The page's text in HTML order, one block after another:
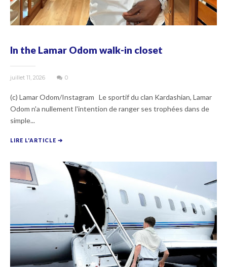
In the Lamar Odom walk-in closet
juillet 11, 2026 0
(c) Lamar Odom/Instagram Le sportif du clan Kardashian, Lamar
Odom n'a nullement l'intention de ranger ses trophées dans de
simple...
LIRE L'ARTICLE ➔